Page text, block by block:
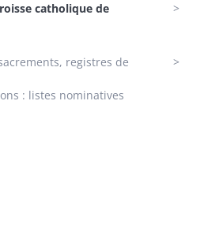
catholique de
registres de
: listes nominatives